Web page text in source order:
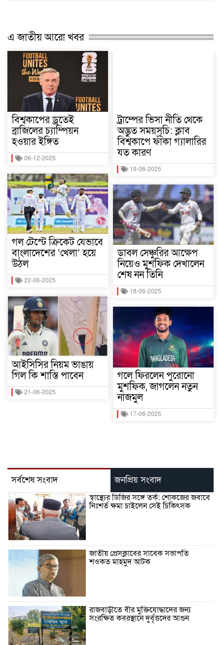
এ জাতীয় আরো খবর
বিশ্বকাপের ড্রতেই
ব্রাজিলের চ্যাম্পিয়ন
হওয়ার ইঙ্গিত
06-12-2025
গল টেস্টে ক্রিকেট যেভাবে
বাংলাদেশের ‘খেলা’ হয়ে
উঠল
22-06-2025
আইসিসির নিয়ম ভাঙায়
গিল কি শাস্তি পাবেন
21-06-2025
ট্রাম্পের ভিসা নীতি থেকে
অদ্ভুত সময়সূচি: ক্লাব
বিশ্বকাপে ফাঁকা গ্যালারির
যত কারণ
19-06-2025
ডাবল সেঞ্চুরির আক্ষেপ
নিয়েও মুশফিক দেখালেন
শেষ নন তিনি
18-06-2025
গলে ফিরলেন পুরোনো
মুশফিক, জাগলেন নতুন
নাজমুল
17-06-2025
সর্বশেষ সংবাদ জনপ্রিয় সংবাদ
স্বাস্থ্যের ডিজির সঙ্গে তর্ক: শোকজের জবাবে
নিঃশর্ত ক্ষমা চাইলেন সেই চিকিৎসক
জাতীয় প্রেসক্লাবের সাবেক সভাপতি
শওকত মাহমুদ আটক
রাজবাড়ীতে বীর মুক্তিযোদ্ধাদের জন্য
সংরক্ষিত কবরস্থানে দুর্বৃত্তদের আগুন